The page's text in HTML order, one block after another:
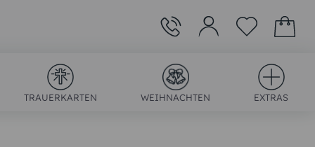
TRAUERKARTEN WEIHNACHTEN EXTRAS